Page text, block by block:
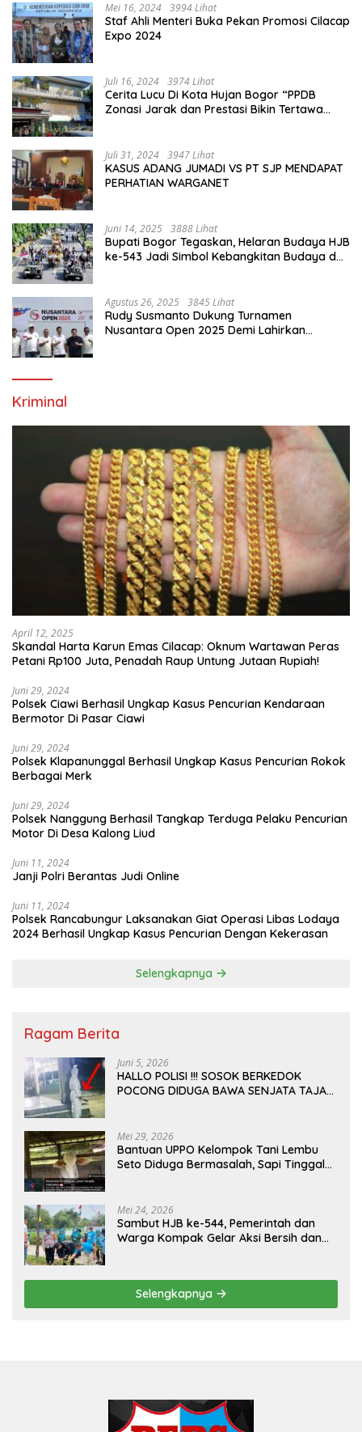
Mei 16, 2024 3994 Lihat
Staf Ahli Menteri Buka Pekan Promosi Cilacap
Expo 2024
Juli 16, 2024 3974 Lihat
Cerita Lucu Di Kota Hujan Bogor “PPDB
Zonasi Jarak dan Prestasi Bikin Tertawa
Juli 31, 2024 3947 Lihat
KASUS ADANG JUMADI VS PT SJP MENDAPAT
PERHATIAN WARGANET
Juni 14, 2025 3888 Lihat
Bupati Bogor Tegaskan, Helaran Budaya HJB
ke-543 Jadi Simbol Kebangkitan Budaya dan
Agustus 26, 2025 3845 Lihat
Rudy Susmanto Dukung Turnamen
Nusantara Open 2025 Demi Lahirkan
Kriminal
April 12, 2025
Skandal Harta Karun Emas Cilacap: Oknum Wartawan Peras
Petani Rp100 Juta, Penadah Raup Untung Jutaan Rupiah!
Juni 29, 2024
Polsek Ciawi Berhasil Ungkap Kasus Pencurian Kendaraan
Bermotor Di Pasar Ciawi
Juni 29, 2024
Polsek Klapanunggal Berhasil Ungkap Kasus Pencurian Rokok
Berbagai Merk
Juni 29, 2024
Polsek Nanggung Berhasil Tangkap Terduga Pelaku Pencurian
Motor Di Desa Kalong Liud
Juni 11, 2024
Janji Polri Berantas Judi Online
Juni 11, 2024
Polsek Rancabungur Laksanakan Giat Operasi Libas Lodaya
2024 Berhasil Ungkap Kasus Pencurian Dengan Kekerasan
Selengkapnya
Ragam Berita
Juni 5, 2026
HALLO POLISI !!! SOSOK BERKEDOK
POCONG DIDUGA BAWA SENJATA TAJAM
Mei 29, 2026
Bantuan UPPO Kelompok Tani Lembu
Seto Diduga Bermasalah, Sapi Tinggal
Mei 24, 2026
Sambut HJB ke-544, Pemerintah dan
Warga Kompak Gelar Aksi Bersih dan
Selengkapnya